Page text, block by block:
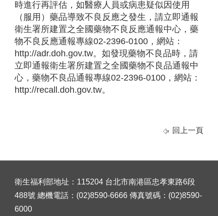
時進行再評估，如醫療人員或病患疑似因使用
（服用）藥品導致不良反應之發生，請立即通報
衛生署所建置之全國藥物不良反應通報中心，藥
物不良反應通報專線02-2396-0100，網站：
http://adr.doh.gov.tw。如發現藥物不良品時，請
立即通報衛生署所建置之全國藥物不良品通報中
心，藥物不良品通報專線02-2396-0100，網站：
http://recall.doh.gov.tw。
回上一頁
衛生福利部地址：115204 台北市南港區忠孝東路6段
488號 總機電話：(02)8590-6666 傳真號碼：(02)8590-
6000